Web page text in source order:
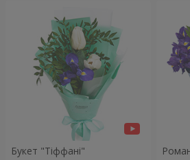
Букет "Тіффані"